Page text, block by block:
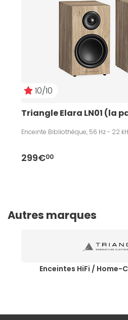
10/10
Triangle Elara LN01 (la
Enceinte Bibliothèque, 56 Hz - 22
299€00
Autres marques
Enceintes HiFi / Home-